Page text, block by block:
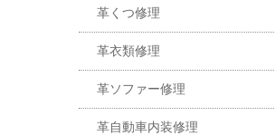
革くつ修理
革衣類修理
革ソファー修理
革自動車内装修理